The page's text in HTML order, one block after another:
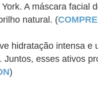
A máscara facial
natural. (
hidratação intensa
esses ativos
)